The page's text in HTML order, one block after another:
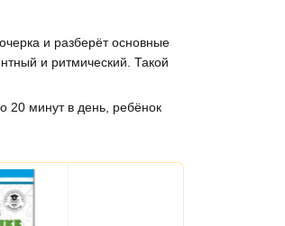
и разберёт основные
и ритмический. Такой
20 минут в день, ребёнок